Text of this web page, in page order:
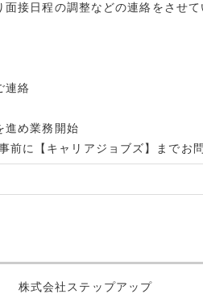
接日程の調整などの連絡をさせて
連絡
進め業務開始
前に【キャリアジョブズ】までお
株式会社ステップアップ